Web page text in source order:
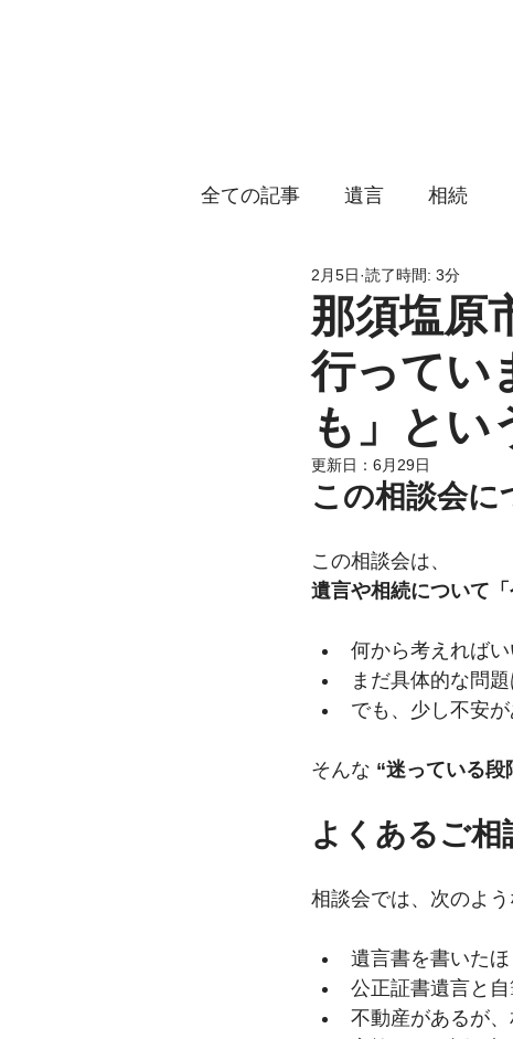
全ての記事 遺言 相続
那須塩原
行ってい
も」とい
2月5日 読了時間: 3分
更新日： 6月29日
この相談会に
この相談会は、
遺言や相続について
何から考えれば
まだ具体的な問
でも、少し不安が
そんな “迷っている段
よくあるご相
相談会では、次のよ
遺言書を書いた
公正証書遺言と
不動産があるが